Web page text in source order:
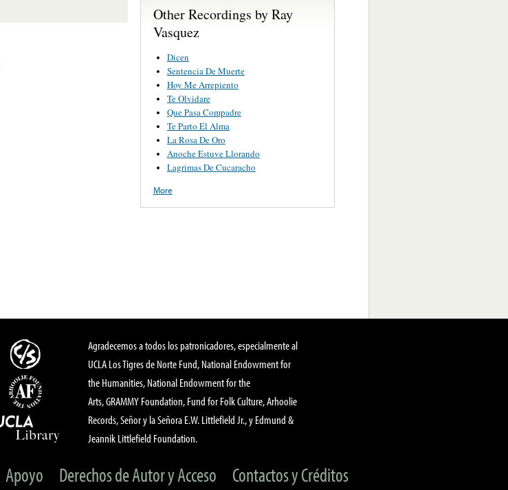
Other Recordings by Ray
Vasquez
Dicen
Sentencia De Muerte
Hoy Me Arrepiento
Te Olvidare
Que Pasa Compadre
Te Parto El Alma
La Rosa De Oro
Anoche Estuve Llorando
Lagrimas De Cucaracho
More
Agradecemos a todos los patronicadores, especialmente al
UCLA Los Tigres de Norte Fund, National Endowment for
the Humanities, National Endowment for the
Arts, GRAMMY Foundation, Fund for Folk Culture, Arhoolie
Records, Señor y la Señora E.W. Littlefield Jr., y Edmund &
Jeannik Littlefield Foundation.
Apoyo Derechos de Autor y Acceso Contactos y Créditos